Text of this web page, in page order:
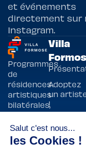
et événements
directement sur
Instagram.
Programmes
de
résidences
artistiques
bilatérales,
France et
Taïwan.
Taipei,
Villa
Adoptez
un
!
résidence